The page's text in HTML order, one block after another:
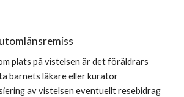
plats på vistelsen är det föräldrars
barnets läkare eller kurator
av vistelsen eventuellt resebidrag